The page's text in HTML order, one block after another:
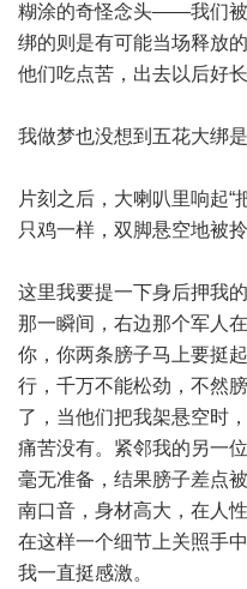
糊涂的奇怪念头——我们被
绑的则是有可能当场释放
他们吃点苦，出去以后好长
我做梦也没想到五花大绑
片刻之后，大喇叭里响起“
只鸡一样，双脚悬空地被
这里我要提一下身后押我
那一瞬间，右边那个军人
你，你两条膀子马上要挺
行，千万不能松劲，不然
了，当他们把我架悬空时
痛苦没有。紧邻我的另一
毫无准备，结果膀子差点
南口音，身材高大，在人
在这样一个细节上关照手
我一直挺感激。